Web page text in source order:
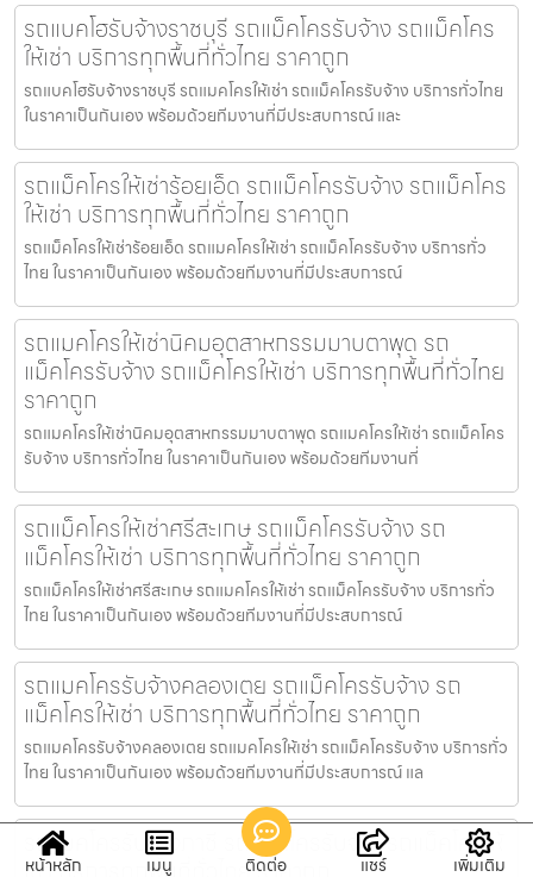
รถแบคโฮรับจ้างราชบุรี รถแม็คโครรับจ้าง รถแม็คโคร
ให้เช่า บริการทุกพื้นที่ทั่วไทย ราคาถูก
รถแบคโฮรับจ้างราชบุรี รถแมคโครให้เช่า รถแม็คโครรับจ้าง บริการทั่วไทย
ในราคาเป็นกันเอง พร้อมด้วยทีมงานที่มีประสบการณ์ และ
รถแม็คโครให้เช่าร้อยเอ็ด รถแม็คโครรับจ้าง รถแม็คโคร
ให้เช่า บริการทุกพื้นที่ทั่วไทย ราคาถูก
รถแม็คโครให้เช่าร้อยเอ็ด รถแมคโครให้เช่า รถแม็คโครรับจ้าง บริการทั่ว
ไทย ในราคาเป็นกันเอง พร้อมด้วยทีมงานที่มีประสบการณ์
รถแมคโครให้เช่านิคมอุตสาหกรรมมาบตาพุด รถ
แม็คโครรับจ้าง รถแม็คโครให้เช่า บริการทุกพื้นที่ทั่วไทย
ราคาถูก
รถแมคโครให้เช่านิคมอุตสาหกรรมมาบตาพุด รถแมคโครให้เช่า รถแม็คโคร
รับจ้าง บริการทั่วไทย ในราคาเป็นกันเอง พร้อมด้วยทีมงานที่
รถแม็คโครให้เช่าศรีสะเกษ รถแม็คโครรับจ้าง รถ
แม็คโครให้เช่า บริการทุกพื้นที่ทั่วไทย ราคาถูก
รถแม็คโครให้เช่าศรีสะเกษ รถแมคโครให้เช่า รถแม็คโครรับจ้าง บริการทั่ว
ไทย ในราคาเป็นกันเอง พร้อมด้วยทีมงานที่มีประสบการณ์
รถแมคโครรับจ้างคลองเตย รถแม็คโครรับจ้าง รถ
แม็คโครให้เช่า บริการทุกพื้นที่ทั่วไทย ราคาถูก
รถแมคโครรับจ้างคลองเตย รถแมคโครให้เช่า รถแม็คโครรับจ้าง บริการทั่ว
ไทย ในราคาเป็นกันเอง พร้อมด้วยทีมงานที่มีประสบการณ์ แล
รถแมคโครรับจ้างภาชี รถแม็คโครรับจ้าง รถแม็คโครให้
หน้าหลัก เมนู ติดต่อ แชร์ เพิ่มเติม